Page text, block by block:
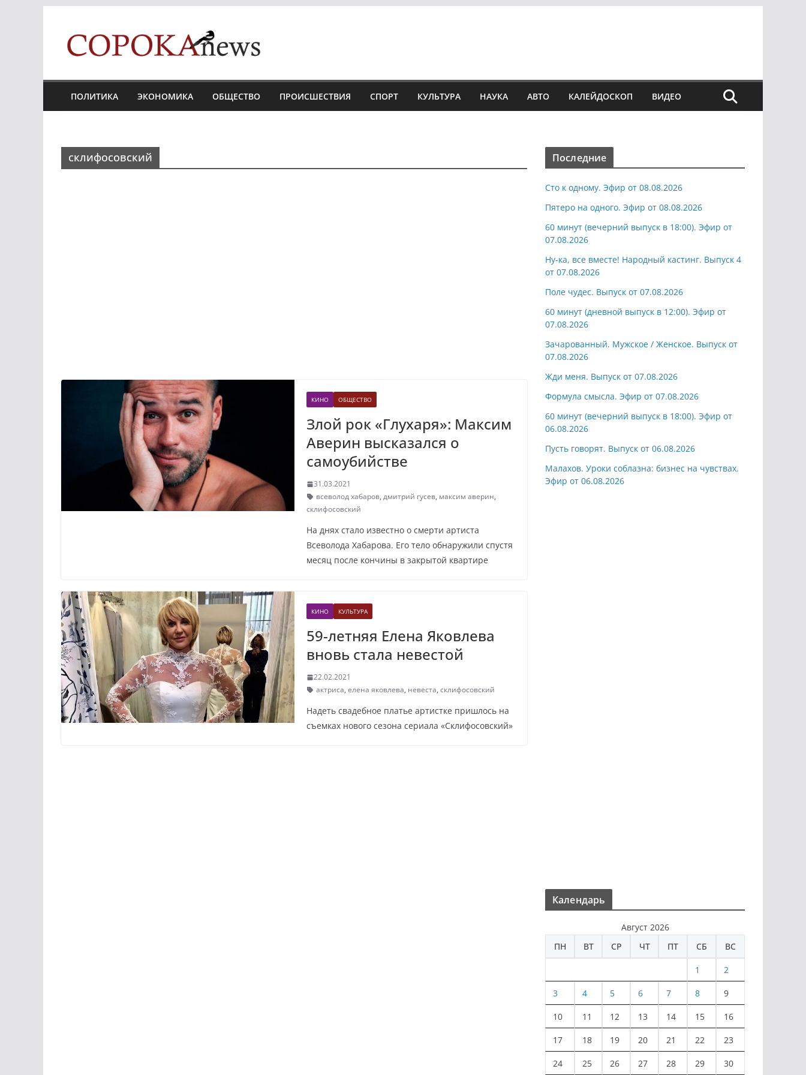
content
ПОЛИТИКА ЭКОНОМИКА ОБЩЕСТВО ПРОИСШЕСТВИЯ СПОРТ КУЛЬТУРА НАУКА АВТО КАЛЕЙДОСКОП ВИДЕО
склифосовский
КИНО ОБЩЕСТВО
Злой рок «Глухаря»: Максим
Аверин высказался о
самоубийстве
31.03.2021
всеволод хабаров, дмитрий гусев, максим аверин,
склифосовский
На днях стало известно о смерти артиста
Всеволода Хабарова. Его тело обнаружили спустя
месяц после кончины в закрытой квартире
КИНО КУЛЬТУРА
59-летняя Елена Яковлева
вновь стала невестой
22.02.2021
актриса, елена яковлева, невеста, склифосовский
Надеть свадебное платье артистке пришлось на
съемках нового сезона сериала «Склифосовский»
Последние
Сто к одному. Эфир от 08.08.2026
Пятеро на одного. Эфир от 08.08.2026
60 минут (вечерний выпуск в 18:00). Эфир от
07.08.2026
Ну-ка, все вместе! Народный кастинг. Выпуск 4
от 07.08.2026
Поле чудес. Выпуск от 07.08.2026
60 минут (дневной выпуск в 12:00). Эфир от
07.08.2026
Зачарованный. Мужское / Женское. Выпуск от
07.08.2026
Жди меня. Выпуск от 07.08.2026
Формула смысла. Эфир от 07.08.2026
60 минут (вечерний выпуск в 18:00). Эфир от
06.08.2026
Пусть говорят. Выпуск от 06.08.2026
Малахов. Уроки соблазна: бизнес на чувствах.
Эфир от 06.08.2026
Календарь
Август 2026
ПН
ВТ СР ЧТ ПТ СБ ВС
1 2
3 4 5 6 7 8 9
10 11 12 13 14 15 16
17 18 19 20 21 22 23
24 25 26 27 28 29 30